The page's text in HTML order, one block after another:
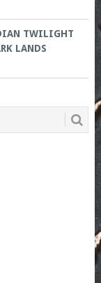
TWILIGHT
LANDS